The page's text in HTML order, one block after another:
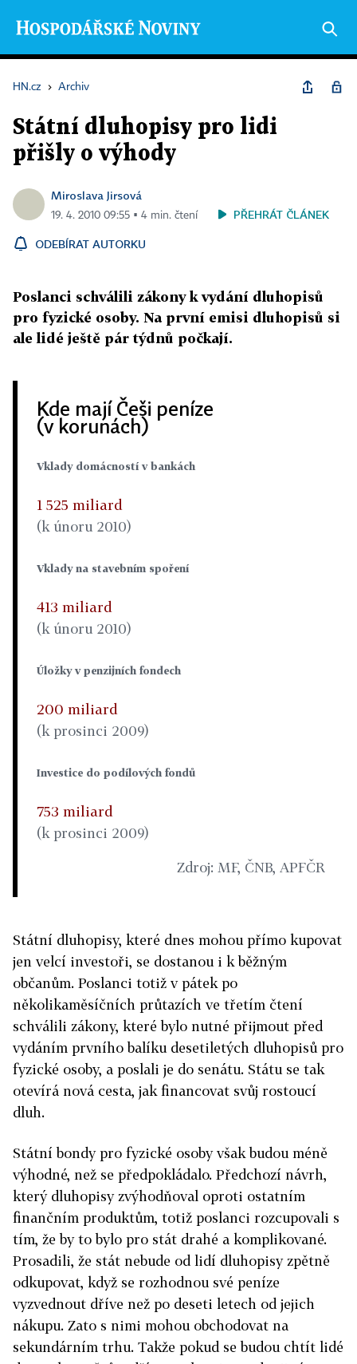
HN.cz › Archiv
Státní dluhopisy pro lidi
přišly o výhody
Miroslava Jirsová
19. 4. 2010 09:55 ▪ 4 min. čtení PŘEHRÁT ČLÁNEK
ODEBÍRAT AUTORKU
Poslanci schválili zákony k vydání dluhopisů
pro fyzické osoby. Na první emisi dluhopisů si
ale lidé ještě pár týdnů počkají.
Kde mají Češi peníze
(v korunách)
Vklady domácností v bankách
1 525 miliard
(k únoru 2010)
Vklady na stavebním spoření
413 miliard
(k únoru 2010)
Úložky v penzijních fondech
200 miliard
(k prosinci 2009)
Investice do podílových fondů
753 miliard
(k prosinci 2009)
Zdroj: MF, ČNB, APFČR
Státní dluhopisy, které dnes mohou přímo kupovat
jen velcí investoři, se dostanou i k běžným
občanům. Poslanci totiž v pátek po
několikaměsíčních průtazích ve třetím čtení
schválili zákony, které bylo nutné přijmout před
vydáním prvního balíku desetiletých dluhopisů pro
fyzické osoby, a poslali je do senátu. Státu se tak
otevírá nová cesta, jak financovat svůj rostoucí
dluh.
Státní bondy pro fyzické osoby však budou méně
výhodné, než se předpokládalo. Předchozí návrh,
který dluhopisy zvýhodňoval oproti ostatním
finančním produktům, totiž poslanci rozcupovali s
tím, že by to bylo pro stát drahé a komplikované.
Prosadili, že stát nebude od lidí dluhopisy zpětně
odkupovat, když se rozhodnou své peníze
vyzvednout dříve než po deseti letech od jejich
nákupu. Zato s nimi mohou obchodovat na
sekundárním trhu. Takže pokud se budou chtít lidé